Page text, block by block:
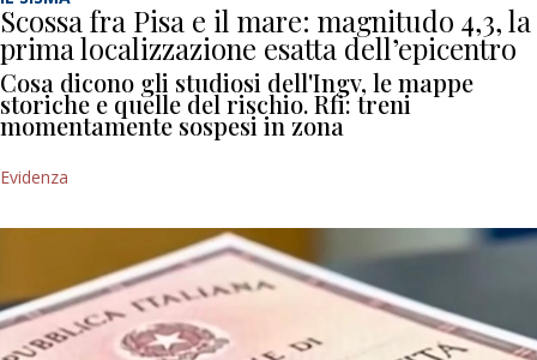
Scossa fra Pisa e il mare: magnitudo 4,3, la
prima localizzazione esatta dell’epicentro
Cosa dicono gli studiosi dell'Ingv, le mappe
storiche e quelle del rischio. Rfi: treni
momentamente sospesi in zona
Evidenza